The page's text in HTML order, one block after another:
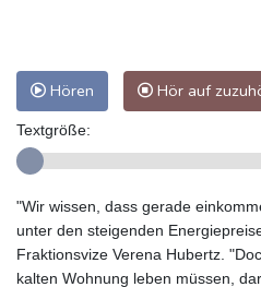
Hören Hör auf
Textgröße:
"Wir wissen, dass gerade
unter den steigenden
Fraktionsvize Verena Hubertz.
kalten Wohnung leben müssen,